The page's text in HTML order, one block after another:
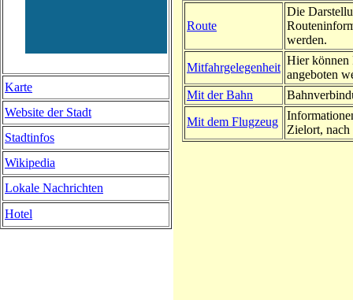
Route
Die
werden.
Mitfahrgelegenheit
Hier können
angeboten
Mit der Bahn
Mit dem Flugzeug
Zielort, nach
Karte
Website der Stadt
Stadtinfos
Wikipedia
Lokale Nachrichten
Hotel